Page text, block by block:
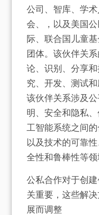
公司、智库、学
会、，以及美国
际、联合国儿童
团体。该伙伴关
论、识别、分享
究、开发、测试和
该伙伴关系涉及
明、安全和隐私
工智能系统之间
以及技术的可靠
全性和鲁棒性等
公私合作对于创
关重要，这些解
展而调整